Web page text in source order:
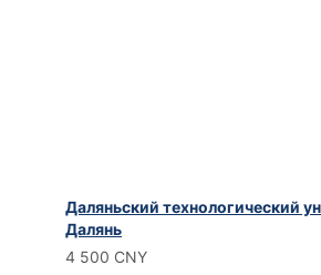
Даляньский технологический
Далянь
4 500 CNY